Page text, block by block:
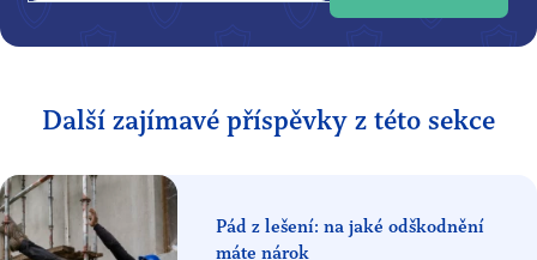
Další zajímavé příspěvky z této sekce
Pád z lešení: na jaké odškodnění
máte nárok